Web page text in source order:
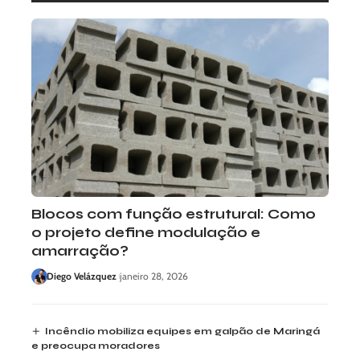
Blocos com função estrutural: Como
o projeto define modulação e
amarração?
Diego Velázquez janeiro 28, 2026
Incêndio mobiliza equipes em galpão de Maringá
e preocupa moradores